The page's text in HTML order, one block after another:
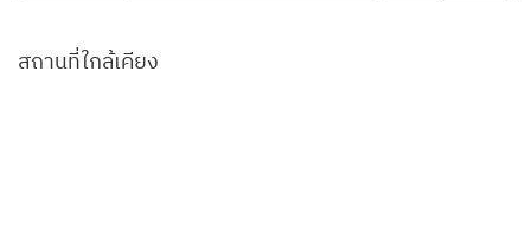
สถานที่ใกล้เคียง